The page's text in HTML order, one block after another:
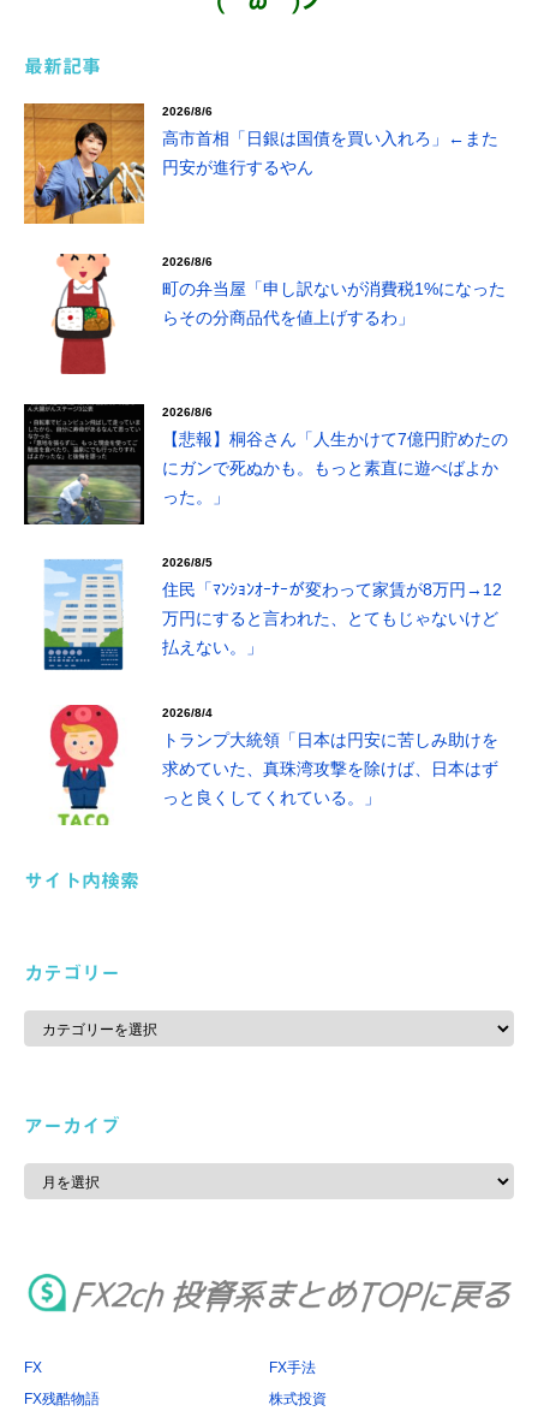
最新記事
2026/8/6
高市首相「日銀は国債を買い入れろ」←また
円安が進行するやん
2026/8/6
町の弁当屋「申し訳ないが消費税1%になった
らその分商品代を値上げするわ」
2026/8/6
【悲報】桐谷さん「人生かけて7億円貯めたの
にガンで死ぬかも。もっと素直に遊べばよか
った。」
2026/8/5
住民「ﾏﾝｼｮﾝｵｰﾅｰが変わって家賃が8万円→12
万円にすると言われた、とてもじゃないけど
払えない。」
2026/8/4
トランプ大統領「日本は円安に苦しみ助けを
求めていた、真珠湾攻撃を除けば、日本はず
っと良くしてくれている。」
サイト内検索
カテゴリー
カ
ゴ
アーカイブ
ア
カ
FX
FX手法
FX残酷物語
株式投資